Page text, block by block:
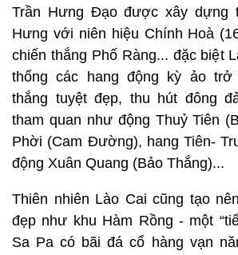
Trần Hưng Đạo được xây dựng
Hưng với niên hiệu Chính Hoà
chiến thắng Phố Ràng... đặc biệt
thống các hang động kỳ ảo trở
thắng tuyệt đẹp, thu hút đông
tham quan như động Thuỷ Tiên
Phời (Cam Đường), hang Tiên-
động Xuân Quang (Bảo Thắng)...
Thiên nhiên Lào Cai cũng tạo
đẹp như khu Hàm Rồng - một
Sa Pa có bãi đá cổ hàng vạn